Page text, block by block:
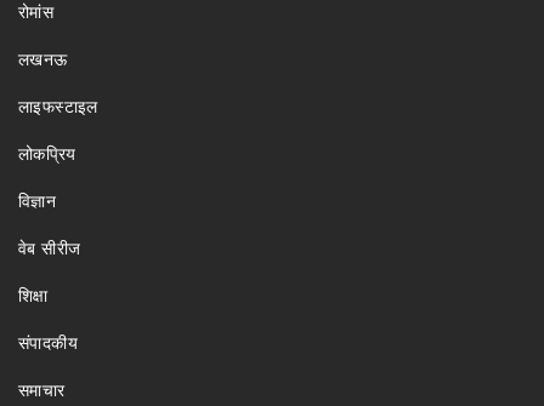
रोमांस
लखनऊ
लाइफस्टाइल
लोकप्रिय
विज्ञान
वेब सीरीज
शिक्षा
संपादकीय
समाचार